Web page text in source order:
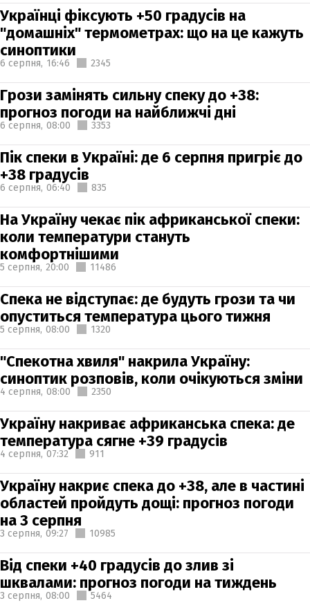
Українці фіксують +50 градусів на
"домашніх" термометрах: що на це кажуть
синоптики
6 серпня, 16:46 2345
Грози замінять сильну спеку до +38:
прогноз погоди на найближчі дні
6 серпня, 08:00 3353
Пік спеки в Україні: де 6 серпня пригріє до
+38 градусів
6 серпня, 06:40 835
На Україну чекає пік африканської спеки:
коли температури стануть
комфортнішими
5 серпня, 20:00 11486
Спека не відступає: де будуть грози та чи
опуститься температура цього тижня
5 серпня, 08:00 1320
"Спекотна хвиля" накрила Україну:
синоптик розповів, коли очікуються зміни
4 серпня, 08:00 2350
Україну накриває африканська спека: де
температура сягне +39 градусів
4 серпня, 07:32 911
Україну накриє спека до +38, але в частині
областей пройдуть дощі: прогноз погоди
на 3 серпня
3 серпня, 09:27 10985
Від спеки +40 градусів до злив зі
шквалами: прогноз погоди на тиждень
3 серпня, 08:00 5464